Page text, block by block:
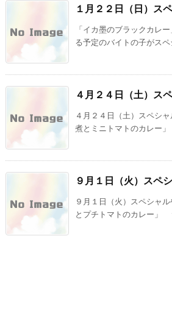
１月２２日（日）ス
「イカ墨のブラックカ
る予定のバイトの子がス
４月２４日（土）ス
４月２４日（土）スペシ
煮とミニトマトのカレー
９月１日（火）スペ
９月１日（火）スペシャ
とプチトマトのカレー」